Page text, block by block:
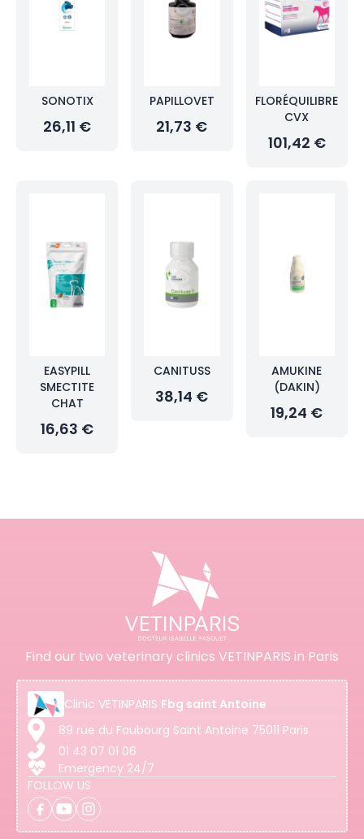
SONOTIX
26,11 €
PAPILLOVET
21,73 €
FLORÉQUILIBRE
CVX
101,42 €
EASYPILL
SMECTITE
CHAT
16,63 €
CANITUSS
38,14 €
AMUKINE
(DAKIN)
19,24 €
Find our two veterinary clinics VETINPARIS in Paris
Clinic VETINPARIS Fbg saint Antoine
89 rue du Faubourg Saint Antoine 75011 Paris
01 43 07 01 06
Emergency 24/7
FOLLOW US